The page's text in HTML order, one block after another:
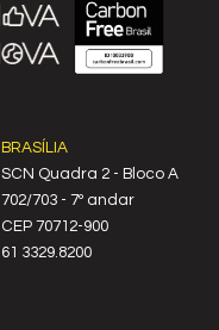
BRASÍLIA
SCN Quadra 2 - Bloco A
702/703 - 7º andar
CEP 70712-900
61 3329.8200